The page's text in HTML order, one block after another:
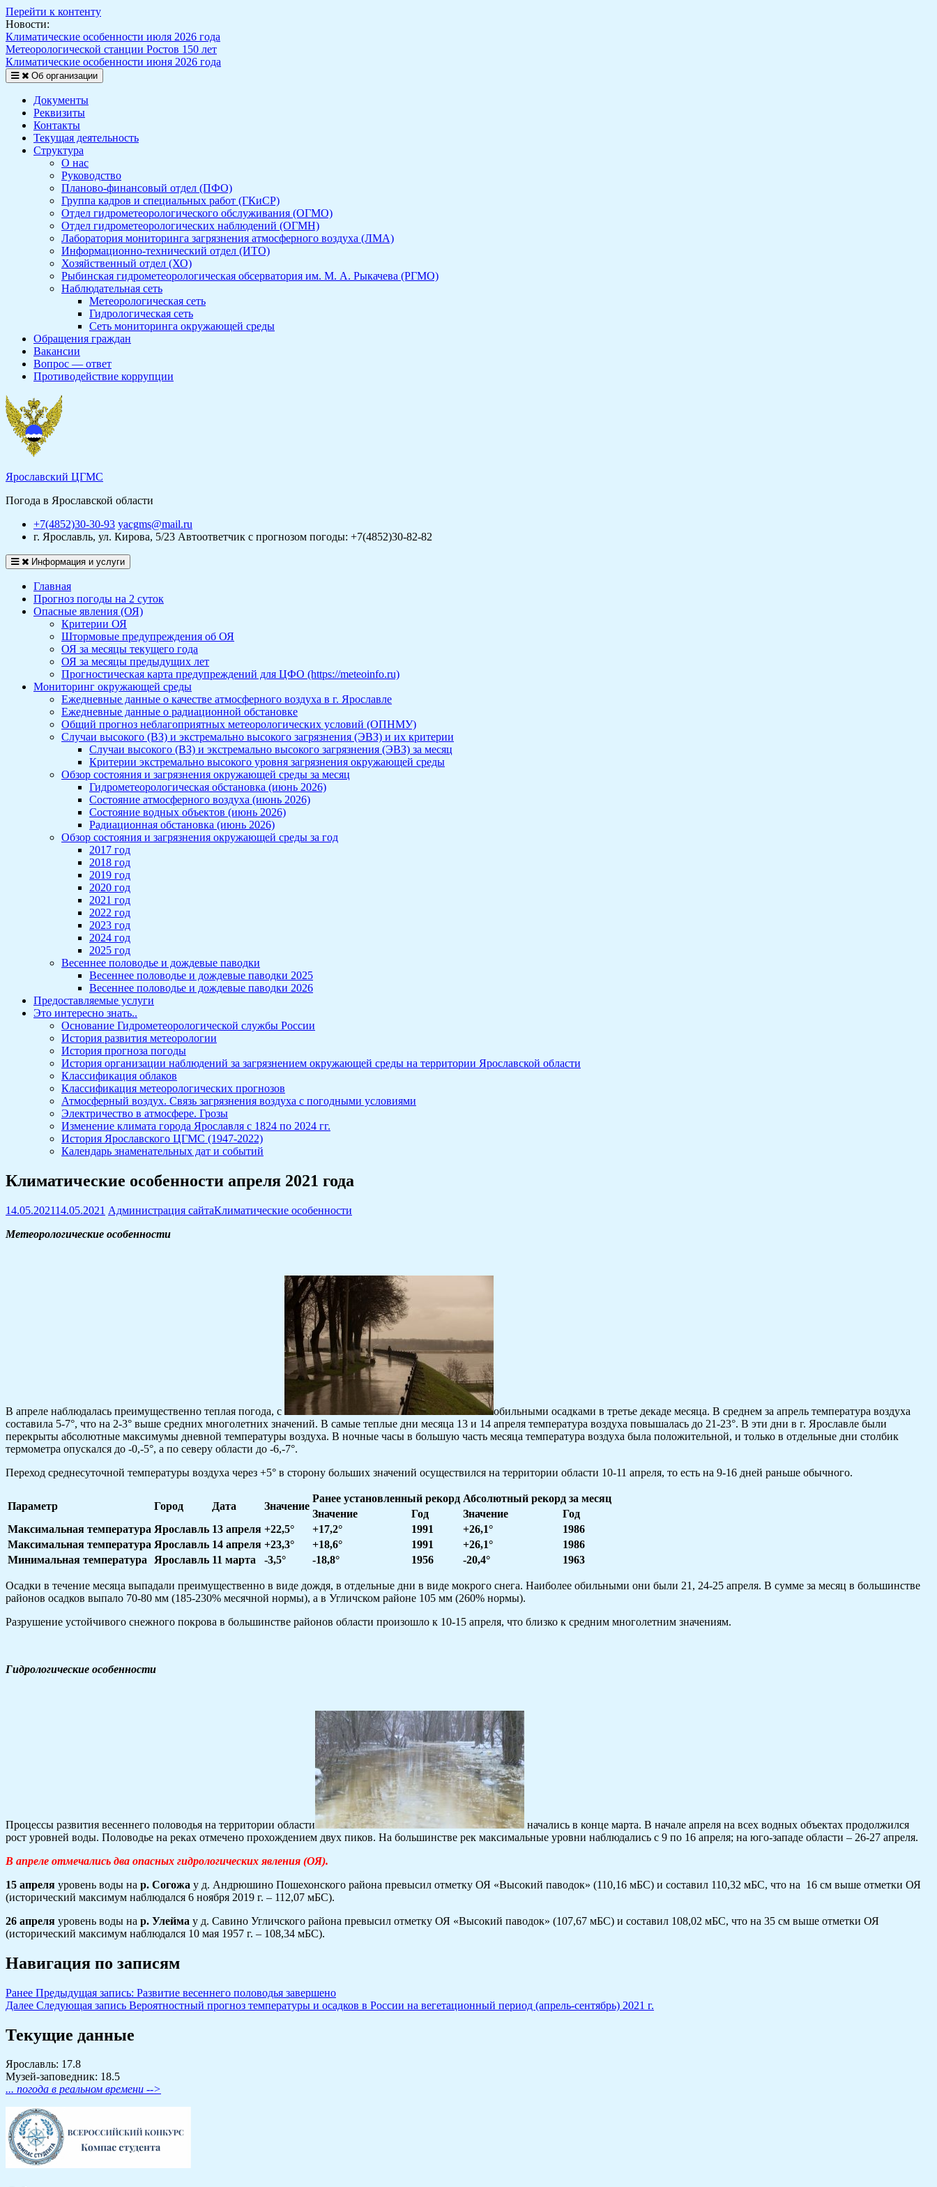
Перейти к контенту
Новости:
Климатические особенности июля 2026 года
Метеорологической станции Ростов 150 лет
Климатические особенности июня 2026 года
Об организации
Документы
Реквизиты
Контакты
Текущая деятельность
Структура
О нас
Руководство
Планово-финансовый отдел (ПФО)
Группа кадров и специальных работ (ГКиСР)
Отдел гидрометеорологического обслуживания (ОГМО)
Отдел гидрометеорологических наблюдений (ОГМН)
Лаборатория мониторинга загрязнения атмосферного воздуха (ЛМА)
Информационно-технический отдел (ИТО)
Хозяйственный отдел (ХО)
Рыбинская гидрометеорологическая обсерватория им. М. А. Рыкачева (РГМО)
Наблюдательная сеть
Метеорологическая сеть
Гидрологическая сеть
Сеть мониторинга окружающей среды
Обращения граждан
Вакансии
Вопрос — ответ
Противодействие коррупции
Ярославский ЦГМС
Погода в Ярославской области
+7(4852)30-30-93 yacgms@mail.ru
г. Ярославль, ул. Кирова, 5/23 Автоответчик с прогнозом погоды: +7(4852)30-82-82
Информация и услуги
Главная
Прогноз погоды на 2 суток
Опасные явления (ОЯ)
Критерии ОЯ
Штормовые предупреждения об ОЯ
ОЯ за месяцы текущего года
ОЯ за месяцы предыдущих лет
Прогностическая карта предупреждений для ЦФО (https://meteoinfo.ru)
Мониторинг окружающей среды
Ежедневные данные о качестве атмосферного воздуха в г. Ярославле
Ежедневные данные о радиационной обстановке
Общий прогноз неблагоприятных метеорологических условий (ОПНМУ)
Случаи высокого (ВЗ) и экстремально высокого загрязнения (ЭВЗ) и их критерии
Случаи высокого (ВЗ) и экстремально высокого загрязнения (ЭВЗ) за месяц
Критерии экстремально высокого уровня загрязнения окружающей среды
Обзор состояния и загрязнения окружающей среды за месяц
Гидрометеорологическая обстановка (июнь 2026)
Состояние атмосферного воздуха (июнь 2026)
Состояние водных объектов (июнь 2026)
Радиационная обстановка (июнь 2026)
Обзор состояния и загрязнения окружающей среды за год
2017 год
2018 год
2019 год
2020 год
2021 год
2022 год
2023 год
2024 год
2025 год
Весеннее половодье и дождевые паводки
Весеннее половодье и дождевые паводки 2025
Весеннее половодье и дождевые паводки 2026
Предоставляемые услуги
Это интересно знать..
Основание Гидрометеорологической службы России
История развития метеорологии
История прогноза погоды
История организации наблюдений за загрязнением окружающей среды на территории Ярославской области
Классификация облаков
Классификация метеорологических прогнозов
Атмосферный воздух. Связь загрязнения воздуха с погодными условиями
Электричество в атмосфере. Грозы
Изменение климата города Ярославля с 1824 по 2024 гг.
История Ярославского ЦГМС (1947-2022)
Календарь знаменательных дат и событий
Климатические особенности апреля 2021 года
14.05.202114.05.2021 Администрация сайтаКлиматические особенности
Метеорологические особенности
В апреле наблюдалась преимущественно теплая погода, с
обильными осадками в третье декаде месяца. В среднем за апрель температура воздуха
составила 5-7°, что на 2-3° выше средних многолетних значений. В самые теплые дни месяца 13 и 14 апреля температура воздуха повышалась до 21-23°. В эти дни в г. Ярославле были
перекрыты абсолютные максимумы дневной температуры воздуха. В ночные часы в большую часть месяца температура воздуха была положительной, и только в отдельные дни столбик
термометра опускался до -0,-5°, а по северу области до -6,-7°.
Переход среднесуточной температуры воздуха через +5° в сторону больших значений осуществился на территории области 10-11 апреля, то есть на 9-16 дней раньше обычного.
Параметр Город Дата Значение
Ранее установленный рекорд Абсолютный рекорд за месяц
Значение
Год Значение
Год
Максимальная температура Ярославль 13 апреля +22,5° +17,2° 1991 +26,1°
1986
Максимальная температура Ярославль 14 апреля +23,3° +18,6° 1991 +26,1°
1986
Минимальная температура
Ярославль 11 марта -3,5° -18,8° 1956 -20,4° 1963
Осадки в течение месяца выпадали преимущественно в виде дождя, в отдельные дни в виде мокрого снега. Наиболее обильными они были 21, 24-25 апреля. В сумме за месяц в большинстве
районов осадков выпало 70-80 мм (185-230% месячной нормы), а в Угличском районе 105 мм (260% нормы).
Разрушение устойчивого снежного покрова в большинстве районов области произошло к 10-15 апреля, что близко к средним многолетним значениям.
Гидрологические особенности
Процессы развития весеннего половодья на территории области
начались в конце марта. В начале апреля на всех водных объектах продолжился
рост уровней воды. Половодье на реках отмечено прохождением двух пиков. На большинстве рек максимальные уровни наблюдались с 9 по 16 апреля; на юго-западе области – 26-27 апреля.
В апреле отмечались два опасных гидрологических явления (ОЯ).
15 апреля уровень воды на р. Согожа у д. Андрюшино Пошехонского района превысил отметку ОЯ «Высокий паводок» (110,16 мБС) и составил 110,32 мБС, что на 16 см выше отметки ОЯ
(исторический максимум наблюдался 6 ноября 2019 г. – 112,07 мБС).
26 апреля уровень воды на р. Улейма у д. Савино Угличского района превысил отметку ОЯ «Высокий паводок» (107,67 мБС) и составил 108,02 мБС, что на 35 см выше отметки ОЯ
(исторический максимум наблюдался 10 мая 1957 г. – 108,34 мБС).
Навигация по записям
Ранее Предыдущая запись: Развитие весеннего половодья завершено
Далее Следующая запись Вероятностный прогноз температуры и осадков в России на вегетационный период (апрель-сентябрь) 2021 г.
Текущие данные
Ярославль: 17.8
Музей-заповедник: 18.5
... погода в реальном времени -->